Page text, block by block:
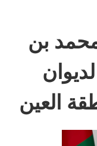
بن
العين